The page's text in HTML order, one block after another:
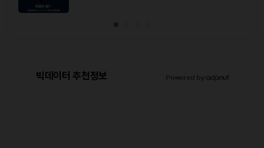
빅데이터 추천정보